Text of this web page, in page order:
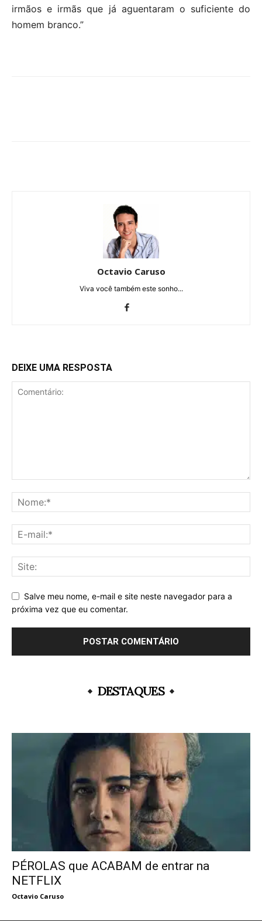
irmãos e irmãs que já aguentaram o suficiente do
homem branco.”
Octavio Caruso
Viva você também este sonho...
DEIXE UMA RESPOSTA
Salve meu nome, e-mail e site neste navegador para a
próxima vez que eu comentar.
DESTAQUES
PÉROLAS que ACABAM de entrar na
NETFLIX
Octavio Caruso